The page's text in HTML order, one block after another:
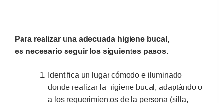
Para realizar una adecuada higiene bucal,
es necesario seguir los siguientes pasos.
Identifica un lugar cómodo e iluminado
donde realizar la higiene bucal, adaptándolo
a los requerimientos de la persona (silla,